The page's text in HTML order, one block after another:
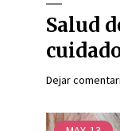
Salud
Dejar